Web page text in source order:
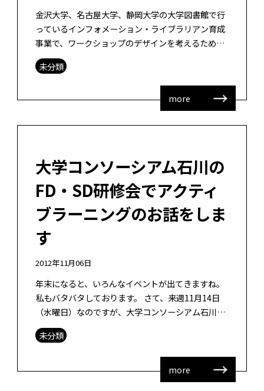
金沢大学、名古屋大学、静岡大学の大学図書館で行
っているインフォメーション・ライブラリアン育成
事業で、ワークショップのデザインを考えるために
重要な学習科学の基本を勉強するために、静岡大学
で学習科学入門ワークショップが開催さ […]
未分類
more
大学コンソーシアム石川の
FD・SD研修会でアクティ
ブラーニングのお話をしま
す
2012年11月06日
年末になると、いろんなイベントが出てきますね。
私もバタバタしております。 さて、来週11月14日
（水曜日）なのですが、大学コンソーシアム石川
FD・SD研修会にて、ソーシャルメディアでアクテ
ィブラーニングの支援をすることに […]
未分類
more